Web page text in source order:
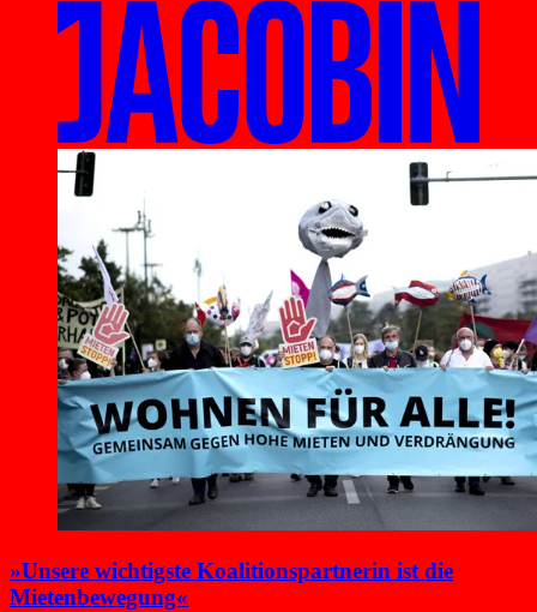
»Unsere wichtigste Koalitionspartnerin ist die
Mietenbewegung«